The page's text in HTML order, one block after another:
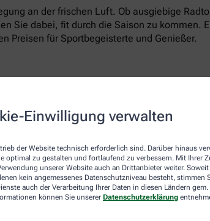
Einwilligung verwalten
der Website technisch erforderlich sind. Darüber hinaus
optimal zu gestalten und fortlaufend zu verbessern. Mit Ihrer
unserer Website auch an Drittanbieter weiter. Soweit
kein angemessenes Datenschutzniveau besteht, stimmen
auch der Verarbeitung Ihrer Daten in diesen Ländern
können Sie unserer Datenschutzerklärung
an der frischen Luft. Ob ausgiebige
Sie dabei, fit durch die Saison zu kommen.
Preisen für Sportbegeisterte und Genießer.
effektiv lindert, sorgt die Wärmecreme für